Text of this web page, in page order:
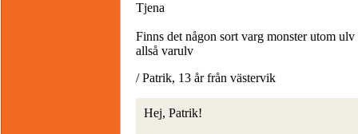
Tjena
Finns det någon sort varg monster utom ulv
allså varulv
/ Patrik, 13 år från västervik
Hej, Patrik!